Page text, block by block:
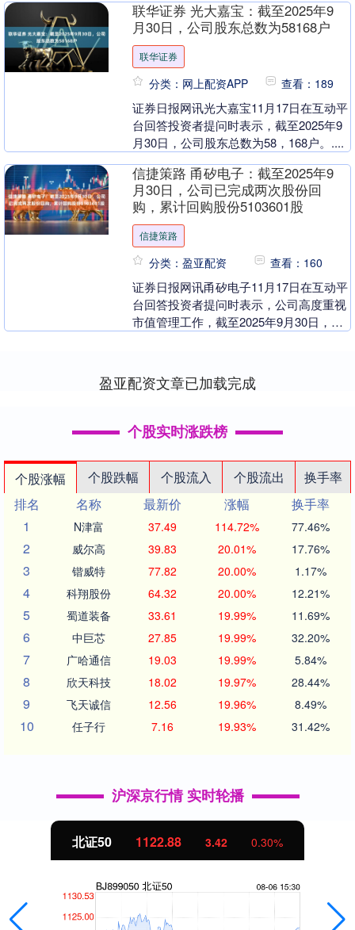
联华证券 光大嘉宝：截至2025年9
月30日，公司股东总数为58168户
联华证券
分类：网上配资APP 查看：189
证券日报网讯光大嘉宝11月17日在互动平
台回答投资者提问时表示，截至2025年9
月30日，公司股东总数为58，168户。....
信捷策路 甬矽电子：截至2025年9
月30日，公司已完成两次股份回
购，累计回购股份5103601股
信捷策路
分类：盈亚配资 查看：160
证券日报网讯甬矽电子11月17日在互动平
台回答投资者提问时表示，公司高度重视
市值管理工作，截至2025年9月30日，公
盈亚配资文章已加载完成
个股实时涨跌榜
个股涨幅 个股跌幅 个股流入 个股流出
换手率
排名
名称 最新价 涨幅
换手率
1
N津富 37.49 114.72% 77.46%
2 威尔高 39.83 20.01% 17.76%
3 锴威特 77.82 20.00% 1.17%
4 科翔股份 64.32 20.00% 12.21%
5 蜀道装备 33.61 19.99% 11.69%
6 中巨芯 27.85 19.99% 32.20%
7 广哈通信 19.03 19.99% 5.84%
8 欣天科技 18.02 19.97% 28.44%
9 飞天诚信 12.56 19.96% 8.49%
10 任子行 7.16 19.93% 31.42%
沪深京行情 实时轮播
北证50 1122.88 3.42 0.30%